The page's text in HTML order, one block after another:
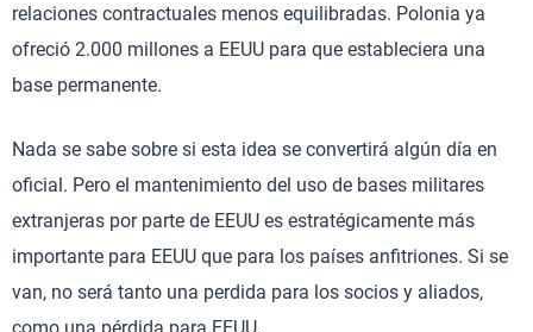
relaciones contractuales menos equilibradas. Polonia ya
ofreció 2.000 millones a EEUU para que estableciera una
base permanente.
Nada se sabe sobre si esta idea se convertirá algún día en
oficial. Pero el mantenimiento del uso de bases militares
extranjeras por parte de EEUU es estratégicamente más
importante para EEUU que para los países anfitriones. Si se
van, no será tanto una perdida para los socios y aliados,
como una pérdida para EEUU.